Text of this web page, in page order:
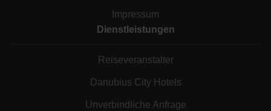
Impressum
Dienstleistungen
Reiseveranstalter
Danubius City Hotels
Unverbindliche Anfrage